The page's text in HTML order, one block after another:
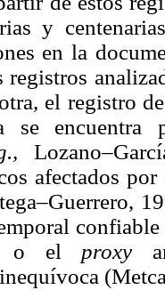
y
en la
registros
el registro
se encuentra
afectados
o el proxy